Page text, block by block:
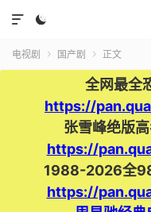


电视剧  国产剧  正文
全网最全
https://
张雪峰绝版
https://
1988-2026全98
https://